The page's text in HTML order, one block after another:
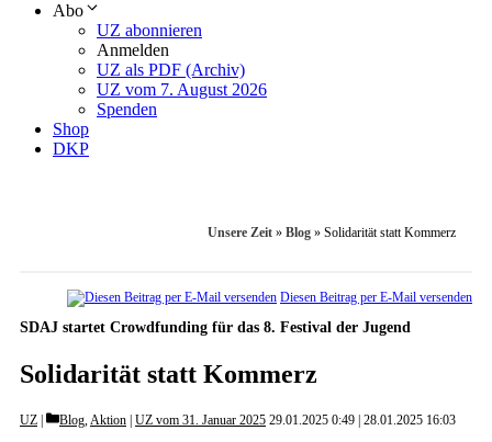
Abo
UZ abonnieren
Anmelden
UZ als PDF (Archiv)
UZ vom 7. August 2026
Spenden
Shop
DKP
Unsere Zeit » Blog » Solidarität statt Kommerz
Diesen Beitrag per E-Mail versenden
SDAJ startet Crowdfunding für das 8. Festival der Jugend
Solidarität statt Kommerz
UZ Categories
Blog,Aktion UZ vom 31. Januar 2025 29.01.2025 0:49 28.01.2025 16:03